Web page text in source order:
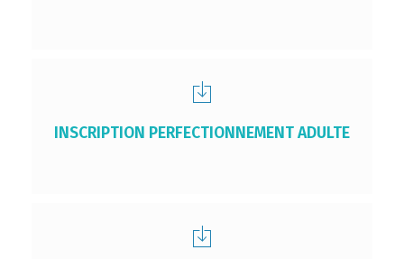
INSCRIPTION PERFECTIONNEMENT ADULTE